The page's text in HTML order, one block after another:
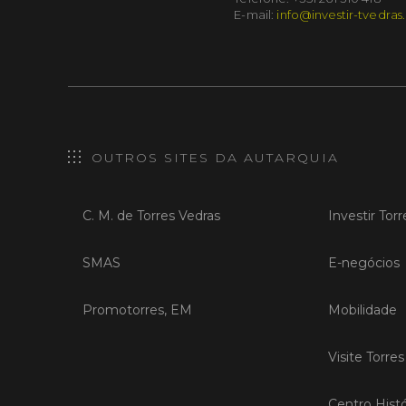
E-mail: info@investir-
OUTROS SITES DA AUTARQUIA
C. M. de Torres Vedras
SMAS
Promotorres, EM
Investir
E-negócios
Mobilidade
Visite